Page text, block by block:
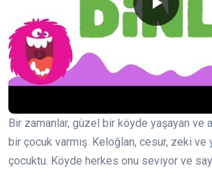
Bir zamanlar, güzel bir köyde yaşayan ve
bir çocuk varmış. Keloğlan, cesur, zeki ve
çocuktu. Köyde herkes onu seviyor ve